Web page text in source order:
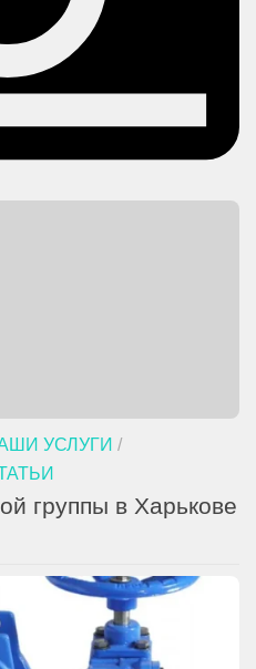
УСЛУГИ /
группы в Харькове